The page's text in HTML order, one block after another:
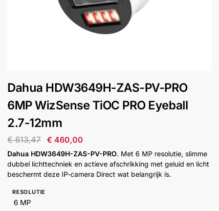
&
Intercom
Branddetectie
Inbraakbeveiliging
Merken
Dahua HDW3649H-ZAS-PV-PRO
6MP WizSense TiOC PRO Eyeball
2.7-12mm
€613,47 € 460,00
Dahua HDW3649H-ZAS-PV-PRO. Met 6 MP resolutie, slimme
dubbel lichttechniek en actieve afschrikking met geluid en licht
beschermt deze IP-camera Direct wat belangrijk is.
RESOLUTIE
6 MP